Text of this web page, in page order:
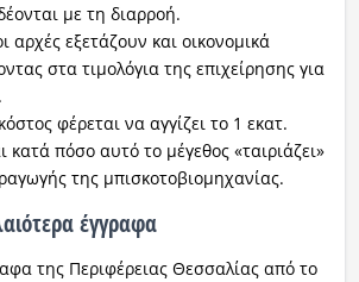
με τη διαρροή.
αρχές εξετάζουν και οικονομικά
στα τιμολόγια της επιχείρησης για
φέρεται να αγγίζει το 1 εκατ.
κατά πόσο αυτό το μέγεθος «ταιριάζει»
της μπισκοτοβιομηχανίας.
έγγραφα
της Περιφέρειας Θεσσαλίας από το